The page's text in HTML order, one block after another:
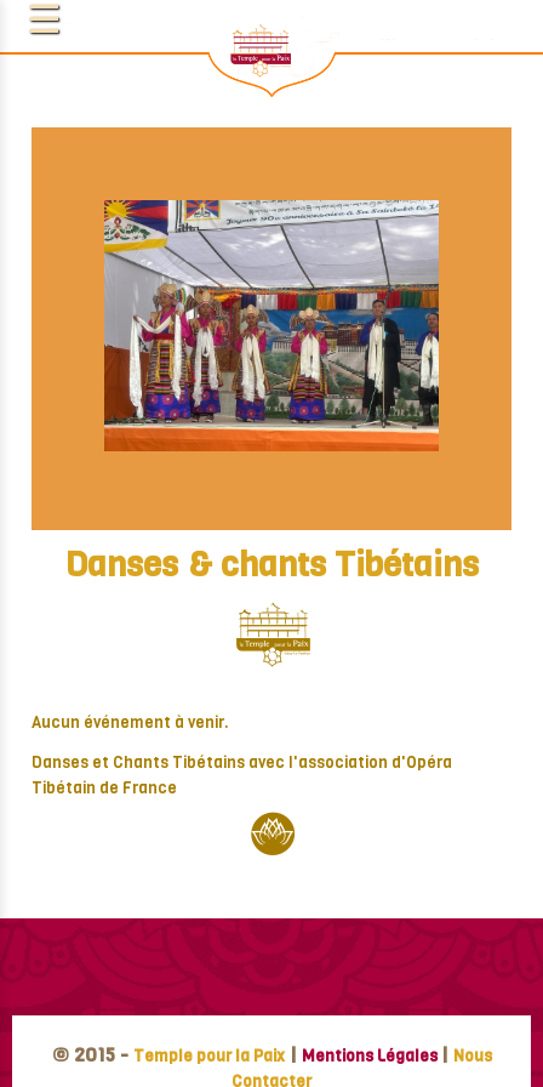
Danses & chants Tibétains
Aucun événement à venir.
Danses et Chants Tibétains avec l'association d'Opéra
Tibétain de France
© 2015 - Temple pour la Paix | Mentions Légales | Nous
Contacter